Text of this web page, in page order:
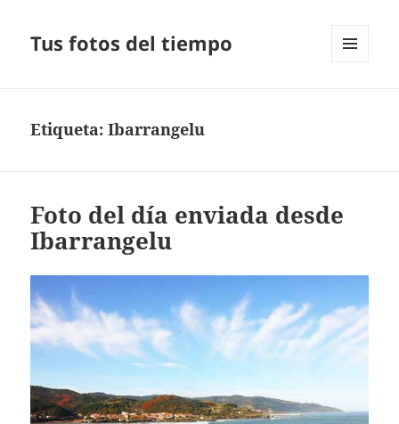
Tus fotos del tiempo
Etiqueta:Ibarrangelu
Foto del día enviada desde
Ibarrangelu